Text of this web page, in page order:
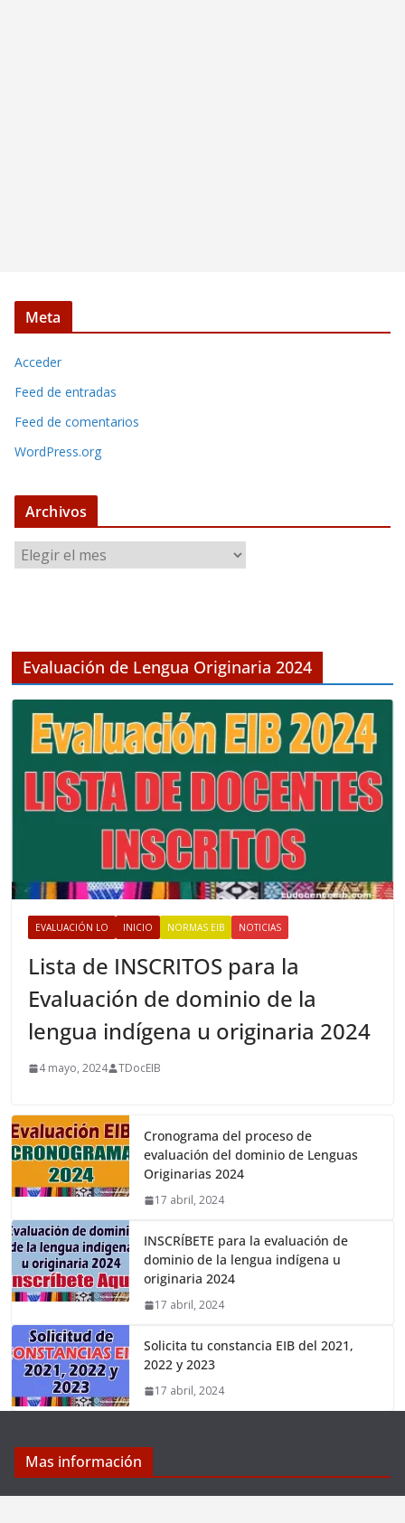
Meta
Acceder
Feed de entradas
Feed de comentarios
WordPress.org
Archivos
r
o
Evaluación de Lengua Originaria 2024
EVALUACIÓN LO INICIO NORMAS EIB NOTICIAS
Lista de INSCRITOS para la
Evaluación de dominio de la
lengua indígena u originaria 2024
4 mayo, 2024 TDocEIB
Cronograma del proceso de
evaluación del dominio de Lenguas
Originarias 2024
17 abril, 2024
INSCRÍBETE para la evaluación de
dominio de la lengua indígena u
originaria 2024
17 abril, 2024
Solicita tu constancia EIB del 2021,
2022 y 2023
17 abril, 2024
Mas información